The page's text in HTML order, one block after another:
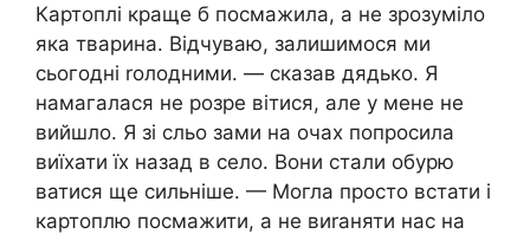
Картоплі краще б посмажила, а не зрозуміло
яка тварина. Відчуваю, залишимося ми
сьогодні rолодними. — сказав дядько. Я
намагалася не розре вітися, але у мене не
вийшло. Я зі сльо зами на очах попросила
виїхати їх назад в село. Вони стали обурю
ватися ще сильніше. — Могла просто встати і
картоплю посмажити, а не виrаняти нас на